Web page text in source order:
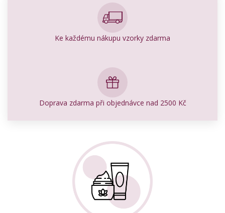
Ke každému nákupu vzorky zdarma
Doprava zdarma při objednávce nad 2500 Kč